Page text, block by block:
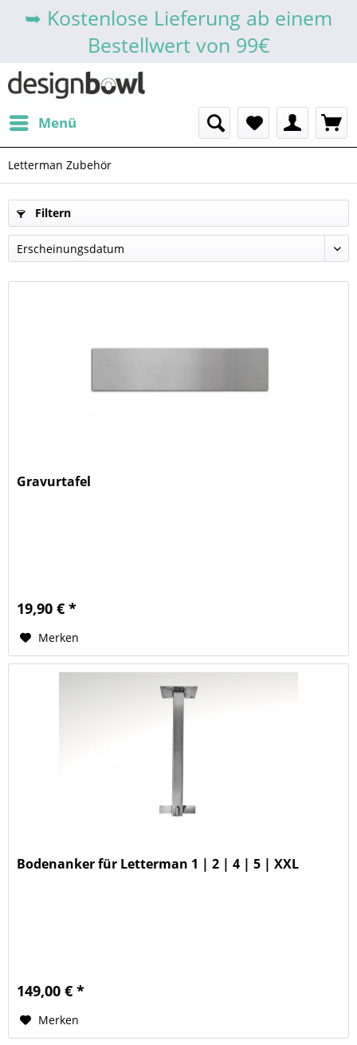
➥ Kostenlose Lieferung ab einem
Bestellwert von 99€
Menü
Letterman Zubehör
Filtern
Gravurtafel
19,90 € *
Merken
Bodenanker für Letterman 1 | 2 | 4 | 5 | XXL
149,00 € *
Merken